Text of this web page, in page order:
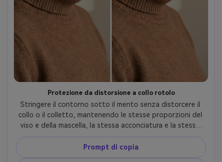
Protezione da distorsione a collo rotolo
Stringere il contorno sotto il mento senza distorcere il
collo o il colletto, mantenendo le stesse proporzioni del
viso e della mascella, la stessa acconciatura e la stessa
posa; Conservazione delle cuciture dell'abbigliamento e
della trama della maglia, preservando l'illuminazione
originale e la direzione dell'ombra- -ar 4:5
Prompt di copia